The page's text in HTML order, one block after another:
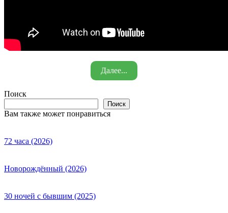
Далее...
Поиск
Поиск
Вам также может понравиться
72 часа (2026)
Новорождённый (2026)
30 ночей с бывшим (2025)